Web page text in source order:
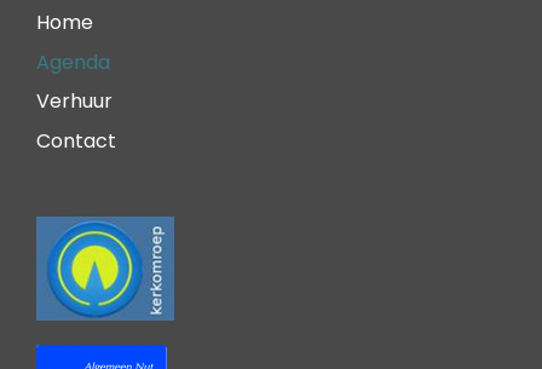
Home
Agenda
Verhuur
Contact